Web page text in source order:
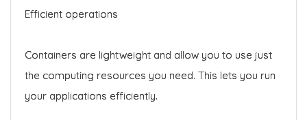
Efficient operations
Containers are lightweight and allow you to use just
the computing resources you need. This lets you run
your applications efficiently.